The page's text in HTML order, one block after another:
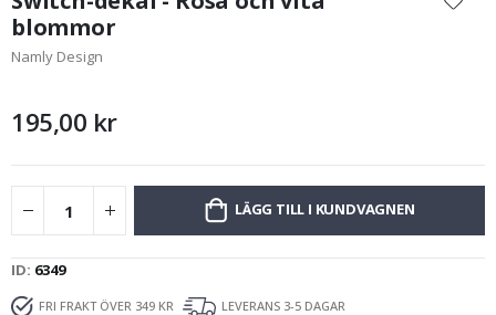
början
av
bildgalleriet
blommor
Namly Design
195,00 kr
LÄGG TILL I KUNDVAGNEN
ID 6349
FRI FRAKT ÖVER 349 KR
LEVERANS 3-5 DAGAR